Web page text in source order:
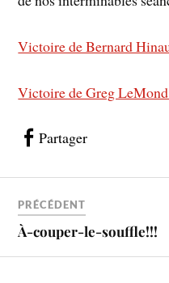
Victoire de Bernard
Victoire de Greg
Partager
PRÉCÉDENT
À-couper-le-souffle!!!